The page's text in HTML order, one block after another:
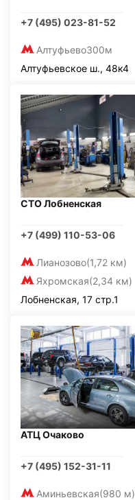
+7 (495) 023-81-52
Алтуфьево300м
Алтуфьевское ш., 48к4
СТО Лобненская
+7 (499) 110-53-06
Лианозово(1,72 км)
Яхромская(2,34 км)
Лобненская, 17 стр.1
АТЦ Очаково
+7 (495) 152-31-11
Аминьевская(980 м)